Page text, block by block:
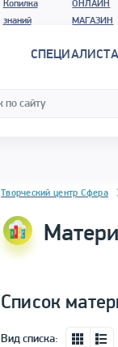
Копилка
знаний
ОНЛАЙН
МАГАЗИН
Блок новостей
Творческий центр Сфера
Список
Вид списка: